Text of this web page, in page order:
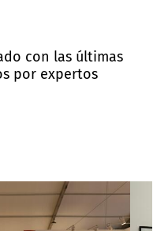
con las últimas
por expertos